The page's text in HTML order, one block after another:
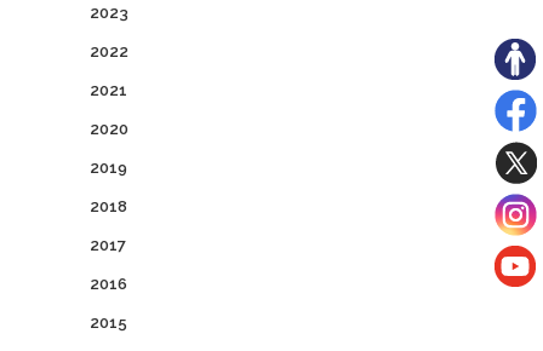
2023
2022
2021
2020
2019
2018
2017
2016
2015